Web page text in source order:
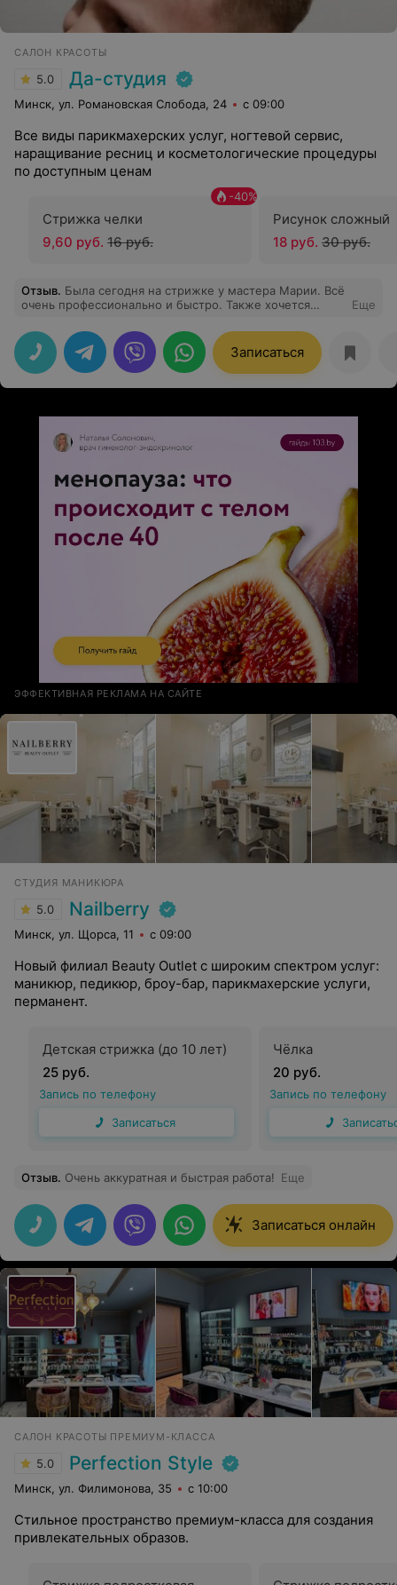
САЛОН КРАСОТЫ
5.0 Да-студия
Минск, ул. Романовская Слобода, 24 с 09:00
Все виды парикмахерских услуг, ногтевой сервис,
наращивание ресниц и косметологические процедуры
по доступным ценам
Стрижка челки
-40%
9,60 руб. 16 руб.
Рисунок сложный
18 руб. 30 руб.
Отзыв. Была сегодня на стрижке у мастера Марии. Всё
очень профессионально и быстро. Также хочется
минуты ходьбы от ст.м. Фрунзенская. Однозначно
вернусь сюда ещё раз
Еще
Записаться
ЭФФЕКТИВНАЯ РЕКЛАМА НА САЙТЕ
СТУДИЯ МАНИКЮРА
5.0 Nailberry
Минск, ул. Щорса, 11 с 09:00
Новый филиал Beauty Outlet с широким спектром услуг:
маникюр, педикюр, броу-бар, парикмахерские услуги,
перманент.
Детская стрижка (до 10 лет)
25 руб.
Запись по телефону
Записаться
Чёлка
20 руб.
Запись по телефону
Отзыв. Очень аккуратная и быстрая работа! Еще
Записаться онлайн
САЛОН КРАСОТЫ ПРЕМИУМ-КЛАССА
5.0 Perfection Style
Минск, ул. Филимонова, 35 с 10:00
Стильное пространство премиум-класса для создания
привлекательных образов.